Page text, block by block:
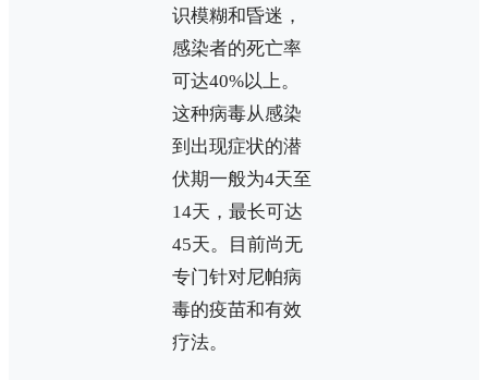
识模糊和昏迷，
感染者的死亡率
可达40%以上。
这种病毒从感染
到出现症状的潜
伏期一般为4天至
14天，最长可达
45天。目前尚无
专门针对尼帕病
毒的疫苗和有效
疗法。